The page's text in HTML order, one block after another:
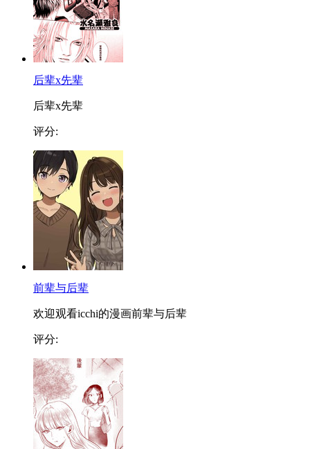
后辈x先辈
后辈x先辈
评分:
前辈与后辈
欢迎观看icchi的漫画前辈与后辈
评分: